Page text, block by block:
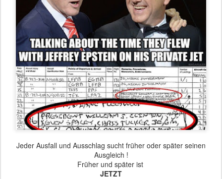
Jeder Ausfall und Ausschlag sucht früher oder später seinen
Ausgleich !
Früher und später ist
JETZT